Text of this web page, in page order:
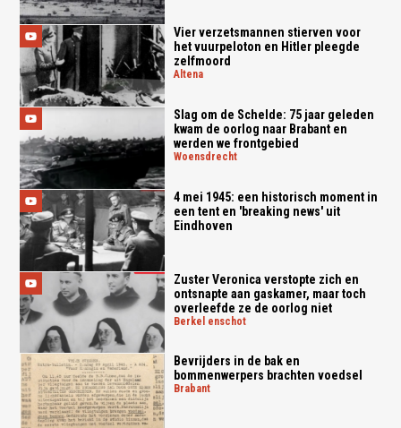
Vier verzetsmannen stierven voor
het vuurpeloton en Hitler pleegde
zelfmoord
altena
Slag om de Schelde: 75 jaar geleden
kwam de oorlog naar Brabant en
werden we frontgebied
woensdrecht
4 mei 1945: een historisch moment in
een tent en 'breaking news' uit
Eindhoven
Zuster Veronica verstopte zich en
ontsnapte aan gaskamer, maar toch
overleefde ze de oorlog niet
berkel enschot
Bevrijders in de bak en
bommenwerpers brachten voedsel
brabant